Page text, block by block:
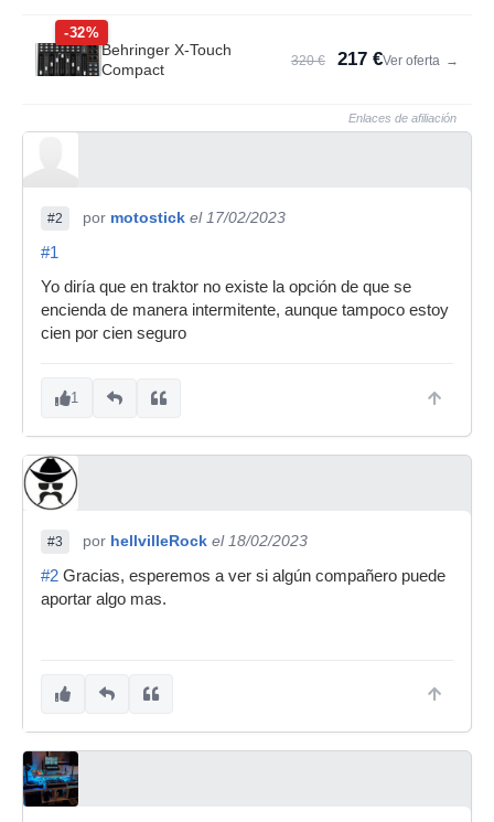
-32%
Behringer X-Touch
Compact
320 € 217 €Ver oferta →
Enlaces de afiliación
#2 por motostick el 17/02/2023
#1
Yo diría que en traktor no existe la opción de que se
encienda de manera intermitente, aunque tampoco estoy
cien por cien seguro
1
#3 por hellvilleRock el 18/02/2023
#2 Gracias, esperemos a ver si algún compañero puede
aportar algo mas.